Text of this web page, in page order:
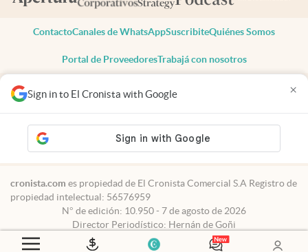
Sign in to El Cronista with Google ×
ContactoCanales de WhatsAppSuscribiteQuiénes Somos
Portal de ProveedoresTrabajá con nosotros
Todos los derechos reservados
Privacidad
Consentimiento
Tel:+54 11 7078-3270
cronista.com es propiedad de El Cronista Comercial S.A Registro de
propiedad intelectual: 56576959
N° de edición: 10.950 - 7 de agosto de 2026
Director Periodístico: Hernán de Goñi